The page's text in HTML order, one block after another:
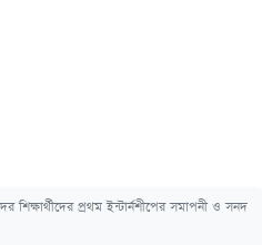
শিক্ষার্থীদের প্রথম ইন্টার্নশীপের সমাপনী ও সনদ